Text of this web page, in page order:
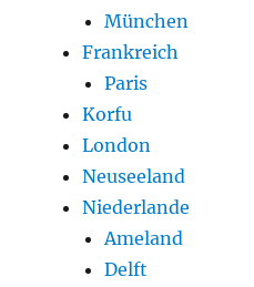
München
Frankreich
Paris
Korfu
London
Neuseeland
Niederlande
Ameland
Delft